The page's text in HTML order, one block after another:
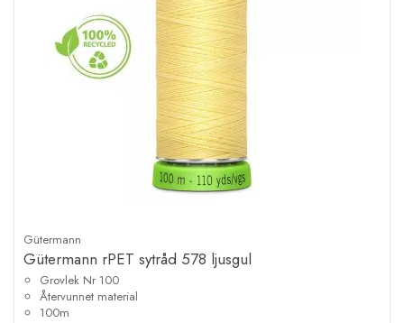
Gütermann
Gütermann rPET sytråd 578 ljusgul
Grovlek Nr 100
Återvunnet material
100m